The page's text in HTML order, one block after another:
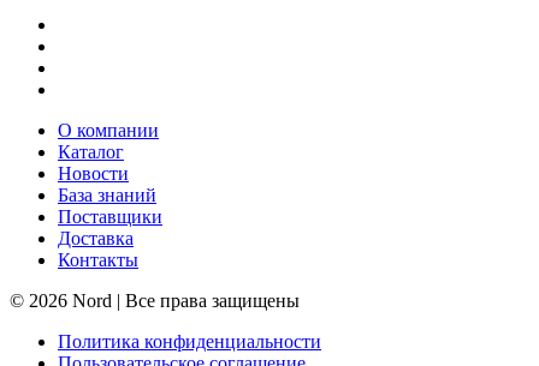
О компании
Каталог
Новости
База знаний
Поставщики
Доставка
Контакты
© 2026 Nord | Все права защищены
Политика конфиденциальности